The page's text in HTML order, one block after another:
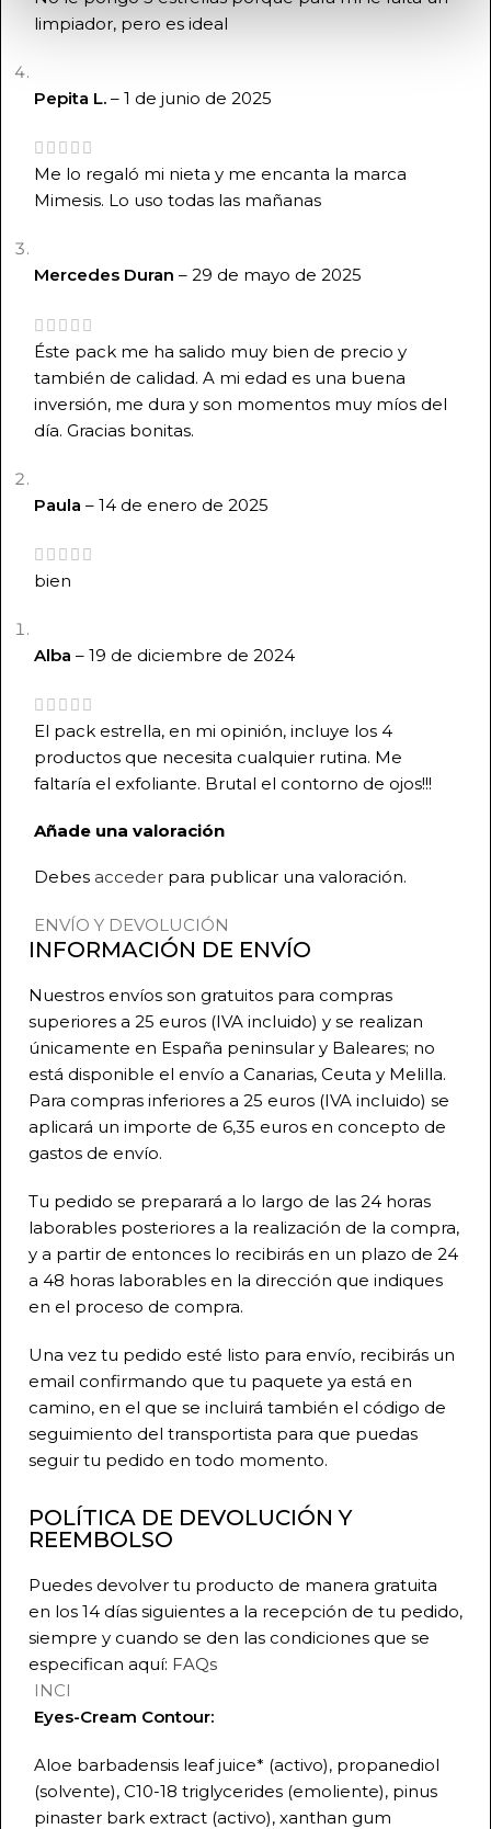
Alba – 19 de diciembre de 2024
El pack estrella, en mi opinión, incluye los 4
productos que necesita cualquier rutina. Me
faltaría el exfoliante. Brutal el contorno de ojos!!!
Paula – 14 de enero de 2025
bien
Mercedes Duran – 29 de mayo de 2025
Éste pack me ha salido muy bien de precio y
también de calidad. A mi edad es una buena
inversión, me dura y son momentos muy míos del
día. Gracias bonitas.
Pepita L. – 1 de junio de 2025
Me lo regaló mi nieta y me encanta la marca
Mimesis. Lo uso todas las mañanas
limpiador, pero es ideal
Añade una valoración
Debes acceder para publicar una valoración.
ENVÍO Y DEVOLUCIÓN
INFORMACIÓN DE ENVÍO
Nuestros envíos son gratuitos para compras
superiores a 25 euros (IVA incluido) y se realizan
únicamente en España peninsular y Baleares; no
está disponible el envío a Canarias, Ceuta y Melilla.
Para compras inferiores a 25 euros (IVA incluido) se
aplicará un importe de 6,35 euros en concepto de
gastos de envío.
Tu pedido se preparará a lo largo de las 24 horas
laborables posteriores a la realización de la compra,
y a partir de entonces lo recibirás en un plazo de 24
a 48 horas laborables en la dirección que indiques
en el proceso de compra.
Una vez tu pedido esté listo para envío, recibirás un
email confirmando que tu paquete ya está en
camino, en el que se incluirá también el código de
seguimiento del transportista para que puedas
seguir tu pedido en todo momento.
POLÍTICA DE DEVOLUCIÓN Y
REEMBOLSO
Puedes devolver tu producto de manera gratuita
en los 14 días siguientes a la recepción de tu pedido,
siempre y cuando se den las condiciones que se
especifican aquí: FAQs
INCI
Eyes-Cream Contour:
Aloe barbadensis leaf juice* (activo), propanediol
(solvente), C10-18 triglycerides (emoliente), pinus
pinaster bark extract (activo), xanthan gum